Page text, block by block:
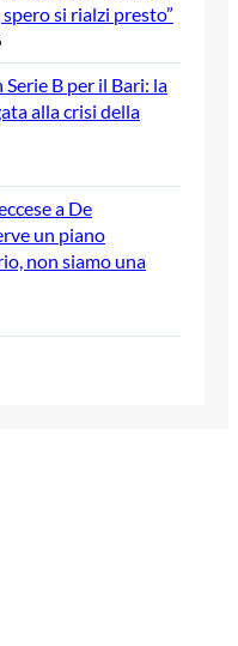
si rialzi presto”
Serie B per il Bari: la
alla crisi della
a De
un piano
non siamo una